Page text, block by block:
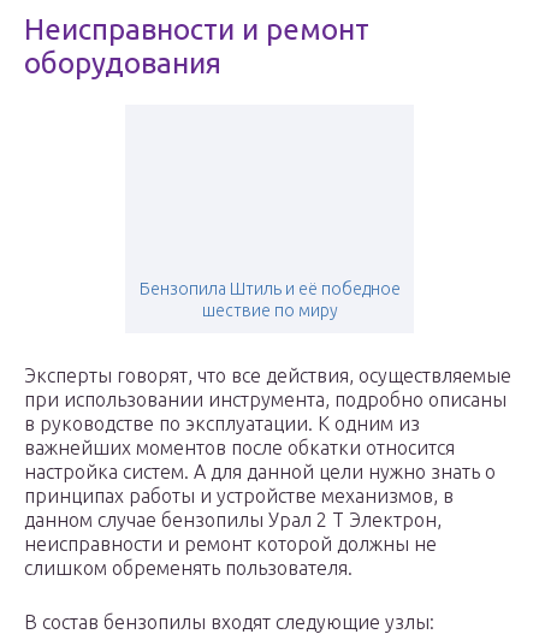
Неисправности и ремонт
оборудования
Бензопила Штиль и её победное
шествие по миру
Эксперты говорят, что все действия, осуществляемые
при использовании инструмента, подробно описаны
в руководстве по эксплуатации. К одним из
важнейших моментов после обкатки относится
настройка систем. А для данной цели нужно знать о
принципах работы и устройстве механизмов, в
данном случае бензопилы Урал 2 Т Электрон,
неисправности и ремонт которой должны не
слишком обременять пользователя.
В состав бензопилы входят следующие узлы: